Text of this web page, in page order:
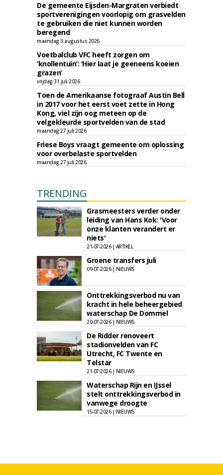
De gemeente Eijsden-Margraten verbiedt
sportverenigingen voorlopig om grasvelden
te gebruiken die niet kunnen worden
beregend
maandag 3 augustus 2026
Voetbalclub VFC heeft zorgen om
‘knollentuin’: ‘Hier laat je geeneens koeien
grazen’
vrijdag 31 juli 2026
Toen de Amerikaanse fotograaf Austin Bell
in 2017 voor het eerst voet zette in Hong
Kong, viel zijn oog meteen op de
velgekleurde sportvelden van de stad
maandag 27 juli 2026
Friese Boys vraagt gemeente om oplossing
voor overbelaste sportvelden
maandag 27 juli 2026
TRENDING
Grasmeesters verder onder
leiding van Hans Kok: 'Voor
onze klanten verandert er
niets'
21-07-2026 | ARTIKEL
Groene transfers juli
09-07-2026 | NIEUWS
Onttrekkingsverbod nu van
kracht in hele beheergebied
waterschap De Dommel
20-07-2026 | NIEUWS
De Ridder renoveert
stadionvelden van FC
Utrecht, FC Twente en
Telstar
21-07-2026 | NIEUWS
Waterschap Rijn en IJssel
stelt onttrekkingsverbod in
vanwege droogte
15-07-2026 | NIEUWS